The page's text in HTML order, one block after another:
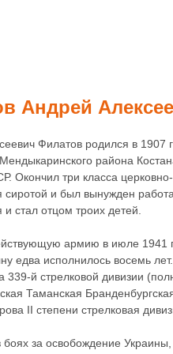
Андрей
Филатов родился в 1907
района
Окончил три класса
сиротой и был вынужден
и стал отцом троих детей.
армию в июле 1941
едва исполнилось восемь
339-й стрелковой дивизии
Таманская
II степени стрелковая
боях за освобождение